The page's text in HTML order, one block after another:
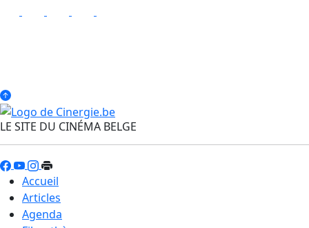
LE SITE DU CINÉMA BELGE
Accueil
Articles
Agenda